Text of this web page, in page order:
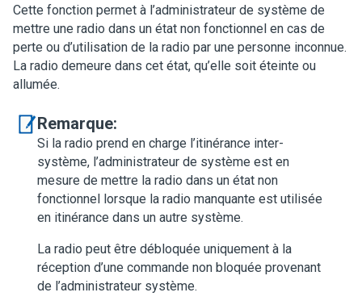
Cette fonction permet à l’administrateur de système de
mettre une radio dans un état non fonctionnel en cas de
perte ou d’utilisation de la radio par une personne inconnue.
La radio demeure dans cet état, qu’elle soit éteinte ou
allumée.
Remarque:
Si la radio prend en charge l’itinérance inter-
système, l’administrateur de système est en
mesure de mettre la radio dans un état non
fonctionnel lorsque la radio manquante est utilisée
en itinérance dans un autre système.
La radio peut être débloquée uniquement à la
réception d’une commande non bloquée provenant
de l’administrateur système.